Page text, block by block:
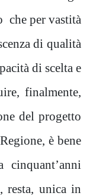
che per vastità
di qualità
di scelta e
finalmente,
del progetto
è bene
resta, unica in